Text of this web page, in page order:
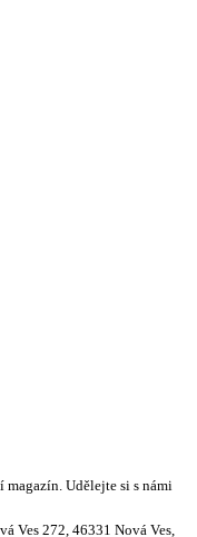
Udělejte si s námi
Ves 272, 46331 Nová Ves,